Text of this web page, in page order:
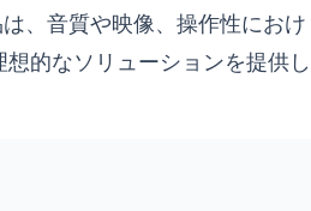
、音質や映像、操作性におけ
的なソリューションを提供し